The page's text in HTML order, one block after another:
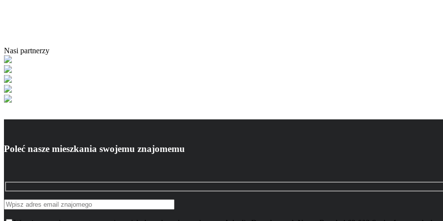
Nasi partnerzy
Poleć nasze mieszkania swojemu znajomemu